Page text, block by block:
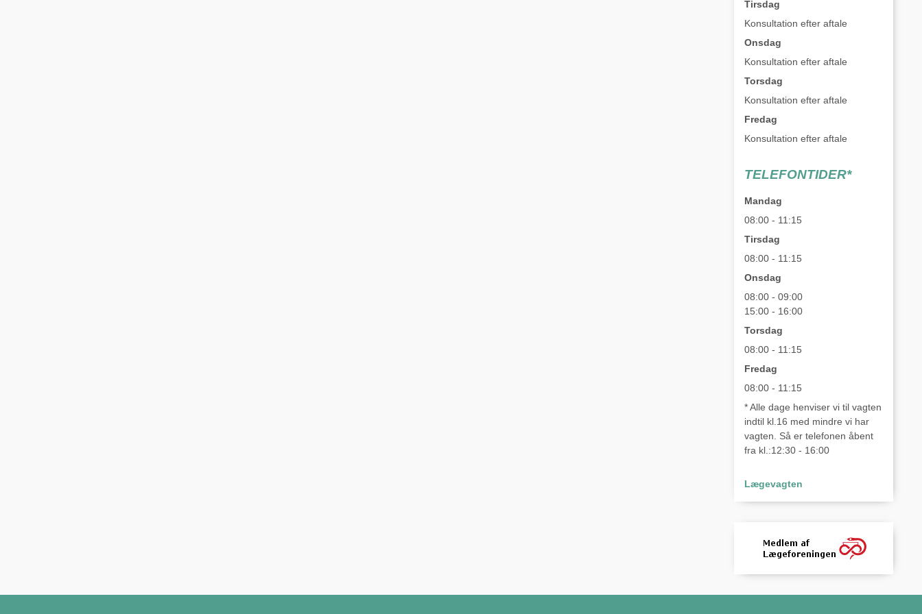
Tirsdag
Konsultation efter aftale
Onsdag
Konsultation efter aftale
Torsdag
Konsultation efter aftale
Fredag
Konsultation efter aftale
TELEFONTIDER*
Mandag
08:00 - 11:15
Tirsdag
08:00 - 11:15
Onsdag
08:00 - 09:00
15:00 - 16:00
Torsdag
08:00 - 11:15
Fredag
08:00 - 11:15
* Alle dage henviser vi til vagten
indtil kl.16 med mindre vi har
vagten. Så er telefonen åbent
fra kl.:12:30 - 16:00
Lægevagten